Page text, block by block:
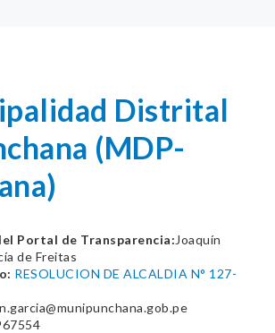
Distrital
(MDP-
Portal de Transparencia: Joaquín
de Freitas
RESOLUCION DE ALCALDIA N° 127-